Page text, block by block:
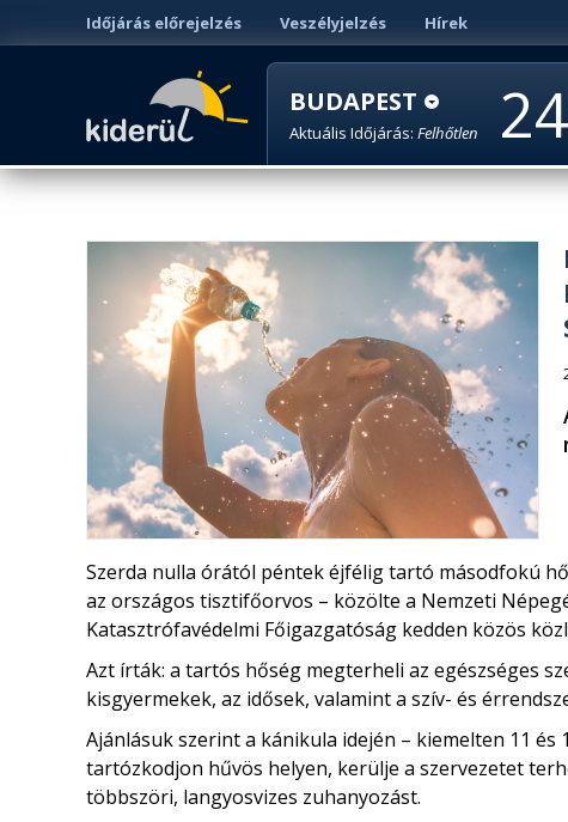
Időjárás előrejelzés Veszélyjelzés Hírek
BUDAPEST
Aktuális Időjárás: Felhőtlen 24
Szerda nulla órától péntek éjfélig tartó másodfokú
az országos tisztifőorvos – közölte a Nemzeti
Katasztrófavédelmi Főigazgatóság kedden közös
Azt írták: a tartós hőség megterheli az egészséges
kisgyermekek, az idősek, valamint a szív- és
Ajánlásuk szerint a kánikula idején – kiemelten 11
tartózkodjon hűvös helyen, kerülje a szervezetet
többszöri, langyosvizes zuhanyozást.